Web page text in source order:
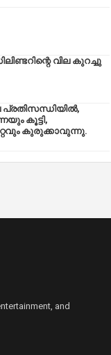
വില കുറച്ചു
കൂട്ടി,
കുരുക്കാവുന്നു.
and